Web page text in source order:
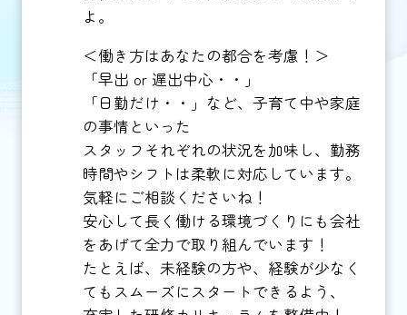
よ。
＜働き方はあなたの都合を考慮！＞
「早出 or 遅出中心・・」
「日勤だけ・・」など、子育て中や家庭
の事情といった
スタッフそれぞれの状況を加味し、勤務
時間やシフトは柔軟に対応しています。
気軽にご相談くださいね！
安心して長く働ける環境づくりにも会社
をあげて全力で取り組んでいます！
たとえば、未経験の方や、経験が少なく
てもスムーズにスタートできるよう、